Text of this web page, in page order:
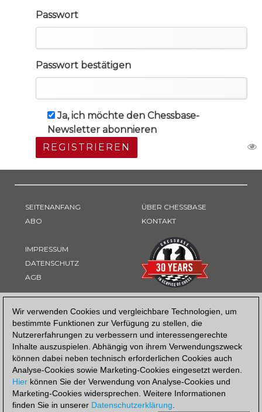
Wir verwenden Cookies und vergleichbare Technologien, um
bestimmte Funktionen zur Verfügung zu stellen, die
Nutzererfahrungen zu verbessern und interessengerechte
Inhalte auszuspielen. Abhängig von ihrem Verwendungszweck
können dabei neben technisch erforderlichen Cookies auch
Analyse-Cookies sowie Marketing-Cookies eingesetzt werden.
Hier können Sie der Verwendung von Analyse-Cookies und
Marketing-Cookies widersprechen. Weitere Informationen
finden Sie in unserer Datenschutzerklärung.
Passwort
Passwort bestätigen
Ja, ich möchte den Chessbase-
Newsletter abonnieren
REGISTRIEREN
SEITENANFANG
ABO
IMPRESSUM
DATENSCHUTZ
AGB
ÜBER CHESSBASE
KONTAKT
ZAHLUNGSART